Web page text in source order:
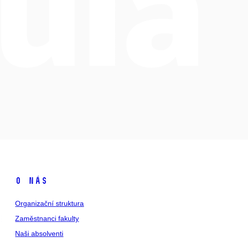
O nás
Organizační struktura
Zaměstnanci fakulty
Naši absolventi